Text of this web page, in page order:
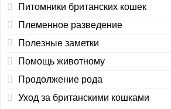
Питомники британских кошек
Племенное разведение
Полезные заметки
Помощь животному
Продолжение рода
Уход за британскими кошками